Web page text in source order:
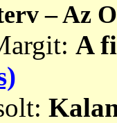
– Az
A